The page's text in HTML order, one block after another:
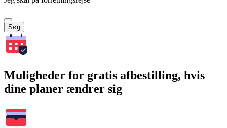
Søg
Muligheder for gratis afbestilling, hvis
dine planer ændrer sig